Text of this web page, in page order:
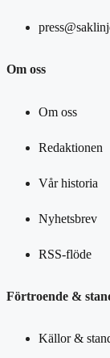
Om oss
Om oss
Redaktionen
Vår historia
Nyhetsbrev
RSS-flöde
Förtroende &
Källor &